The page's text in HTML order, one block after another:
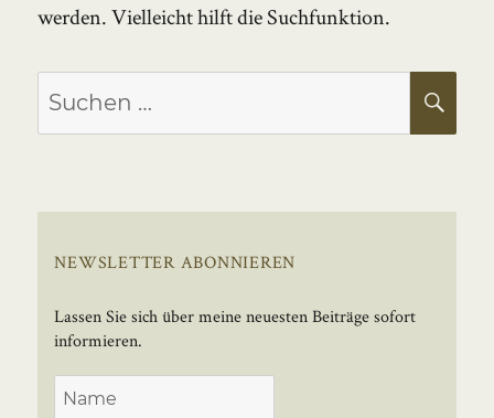
werden. Vielleicht hilft die Suchfunktion.
Suchen
nach:
NEWSLETTER ABONNIEREN
Lassen Sie sich über meine neuesten Beiträge sofort
informieren.